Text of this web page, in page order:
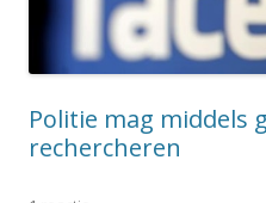
Politie mag middels
rechercheren